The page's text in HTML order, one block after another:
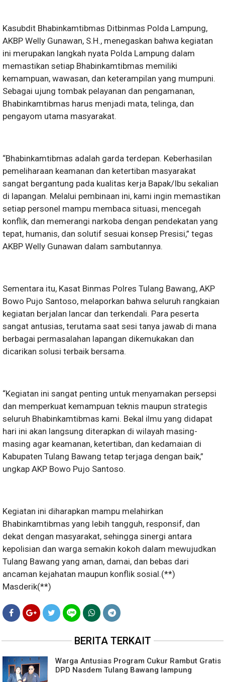
Kasubdit Bhabinkamtibmas Ditbinmas Polda Lampung,
AKBP Welly Gunawan, S.H., menegaskan bahwa kegiatan
ini merupakan langkah nyata Polda Lampung dalam
memastikan setiap Bhabinkamtibmas memiliki
kemampuan, wawasan, dan keterampilan yang mumpuni.
Sebagai ujung tombak pelayanan dan pengamanan,
Bhabinkamtibmas harus menjadi mata, telinga, dan
pengayom utama masyarakat.
“Bhabinkamtibmas adalah garda terdepan. Keberhasilan
pemeliharaan keamanan dan ketertiban masyarakat
sangat bergantung pada kualitas kerja Bapak/Ibu sekalian
di lapangan. Melalui pembinaan ini, kami ingin memastikan
setiap personel mampu membaca situasi, mencegah
konflik, dan memerangi narkoba dengan pendekatan yang
tepat, humanis, dan solutif sesuai konsep Presisi,” tegas
AKBP Welly Gunawan dalam sambutannya.
Sementara itu, Kasat Binmas Polres Tulang Bawang, AKP
Bowo Pujo Santoso, melaporkan bahwa seluruh rangkaian
kegiatan berjalan lancar dan terkendali. Para peserta
sangat antusias, terutama saat sesi tanya jawab di mana
berbagai permasalahan lapangan dikemukakan dan
dicarikan solusi terbaik bersama.
“Kegiatan ini sangat penting untuk menyamakan persepsi
dan memperkuat kemampuan teknis maupun strategis
seluruh Bhabinkamtibmas kami. Bekal ilmu yang didapat
hari ini akan langsung diterapkan di wilayah masing-
masing agar keamanan, ketertiban, dan kedamaian di
Kabupaten Tulang Bawang tetap terjaga dengan baik,”
ungkap AKP Bowo Pujo Santoso.
Kegiatan ini diharapkan mampu melahirkan
Bhabinkamtibmas yang lebih tangguh, responsif, dan
dekat dengan masyarakat, sehingga sinergi antara
kepolisian dan warga semakin kokoh dalam mewujudkan
Tulang Bawang yang aman, damai, dan bebas dari
ancaman kejahatan maupun konflik sosial.(**)
Masderik(**)
BERITA TERKAIT
Warga Antusias Program Cukur Rambut Gratis
DPD Nasdem Tulang Bawang lampung